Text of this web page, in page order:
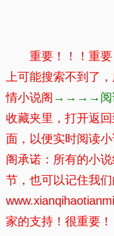
重要！！！重
上可能搜索不到了
情小说阁 →→→→阅
收藏夹里，打开返
面，以便实时阅读
阁承诺：所有的小
节，也可以记住我们
家的支持！很重要！